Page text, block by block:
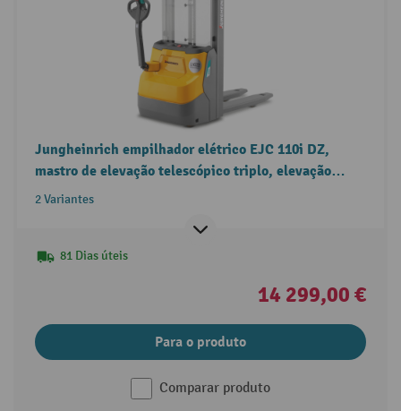
Jungheinrich empilhador elétrico EJC 110i DZ,
mastro de elevação telescópico triplo, elevação
livre, carga nominal 1.000 kg
2 Variantes
81 Dias úteis
14 299,00 €
Para o produto
Comparar produto